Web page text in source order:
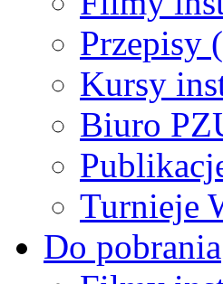
Przepisy
Kursy
Biuro
Turnieje
Do pobrania